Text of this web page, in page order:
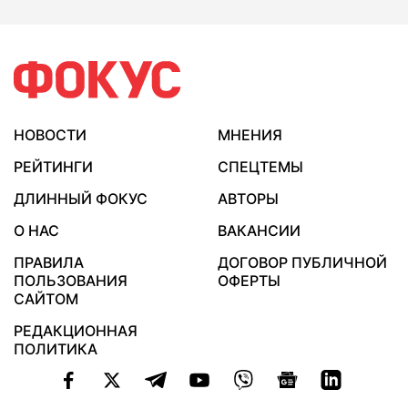
НОВОСТИ
МНЕНИЯ
РЕЙТИНГИ
СПЕЦТЕМЫ
ДЛИННЫЙ ФОКУС
АВТОРЫ
О НАС
ВАКАНСИИ
ПРАВИЛА
ПОЛЬЗОВАНИЯ
САЙТОМ
ДОГОВОР ПУБЛИЧНОЙ
ОФЕРТЫ
РЕДАКЦИОННАЯ
ПОЛИТИКА